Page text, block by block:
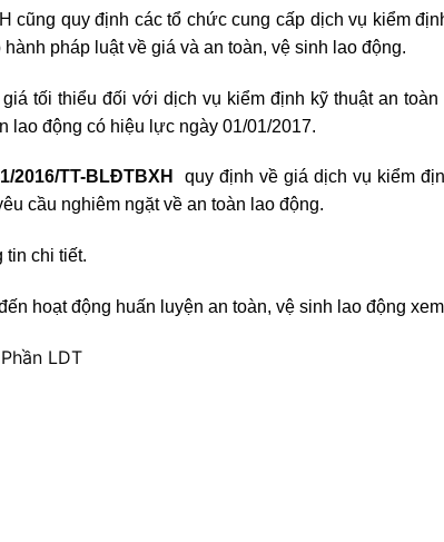
cũng quy định các tổ chức cung cấp dịch vụ kiểm
pháp luật về giá và an toàn, vệ sinh lao động.
tối thiểu đối với dịch vụ kiểm định kỹ thuật an
lao động có hiệu lực ngày 01/01/2017.
2016/TT-BLĐTBXH
quy định về giá dịch vụ kiểm
cầu nghiêm ngặt về an toàn lao động.
tin chi tiết.
hoạt động huấn luyện an toàn, vệ sinh lao động